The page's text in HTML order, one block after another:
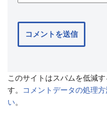
このサイトはスパムを低減
す。
コメントデータの処理
い。